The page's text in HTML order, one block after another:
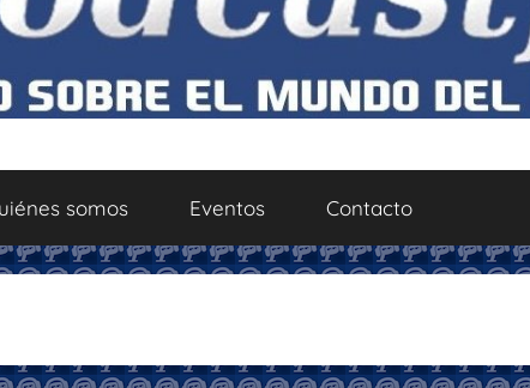
somos Eventos Contacto